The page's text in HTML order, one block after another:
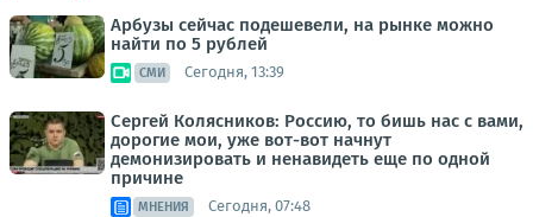
Арбузы сейчас подешевели, на рынке можно
найти по 5 рублей
СМИ Сегодня, 13:39
Сергей Колясников: Россию, то бишь нас с вами,
дорогие мои, уже вот-вот начнут
демонизировать и ненавидеть еще по одной
причине
МНЕНИЯ Сегодня, 07:48